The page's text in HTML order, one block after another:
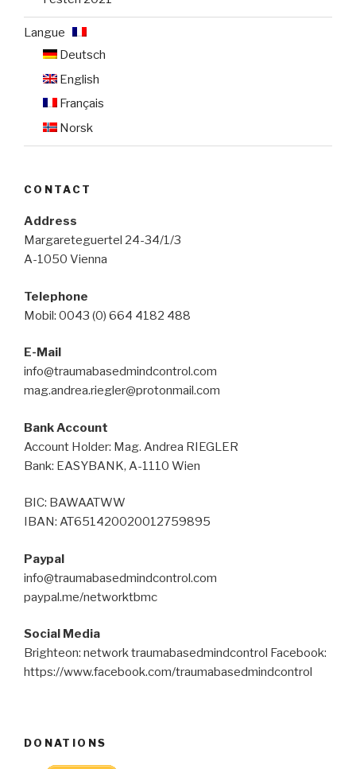
Langue :
Deutsch
English
Français
Norsk
CONTACT
Address
Margareteguertel 24-34/1/3
A-1050 Vienna
Telephone
Mobil: 0043 (0) 664 4182 488
E-Mail
info@traumabasedmindcontrol.com
mag.andrea.riegler@protonmail.com
Bank Account
Account Holder: Mag. Andrea RIEGLER
Bank: EASYBANK, A-1110 Wien
BIC: BAWAATWW
IBAN: AT651420020012759895
Paypal
info@traumabasedmindcontrol.com
paypal.me/networktbmc
Social Media
Brighteon: network traumabasedmindcontrol Facebook:
https://www.facebook.com/traumabasedmindcontrol
DONATIONS